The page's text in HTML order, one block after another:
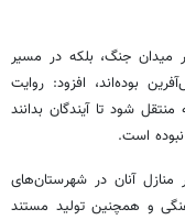
در میدان جنگ، بلکه در مسیر
بوده‌اند، افزود: روایت
شود تا آیندگان بدانند
است.
آنان در شهرستان‌های
و همچنین تولید مستند